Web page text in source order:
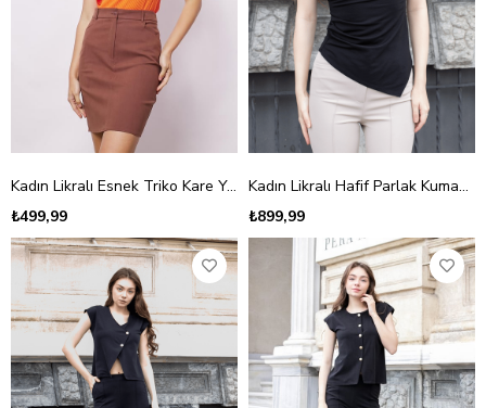
Kadın Likralı Esnek Triko Kare Yaka Kaşkorse Body Bluz-Oranj
₺499,99
Kadın Likralı Hafif Parlak Kumaş Kayık Yaka Pileli Asimetrik Dirsek Üstü Kol Body Bluz-Siyah
₺899,99